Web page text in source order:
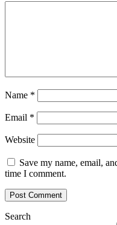
Name *
Email *
Website
Save my name, email,
time I comment.
Search